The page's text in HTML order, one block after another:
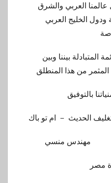
العربي والشرق
الخليج العربي
المتبادلة بيننا وبين
من هذا المنطلق
بالتوفيق
الحديث – ام تو باك
منسي
مصر